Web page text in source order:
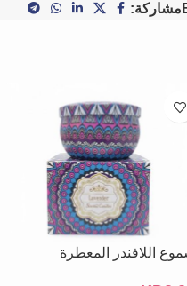
مشاركة:
اللافندر المعطرة